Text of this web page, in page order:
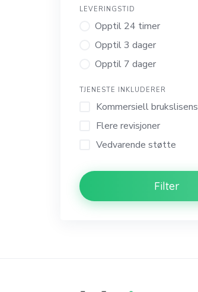
LEVERINGSTID
Opptil 24 timer
Opptil 3 dager
Opptil 7 dager
TJENESTE INKLUDERER
Kommersiell brukslisens
Flere revisjoner
Vedvarende støtte
Filter